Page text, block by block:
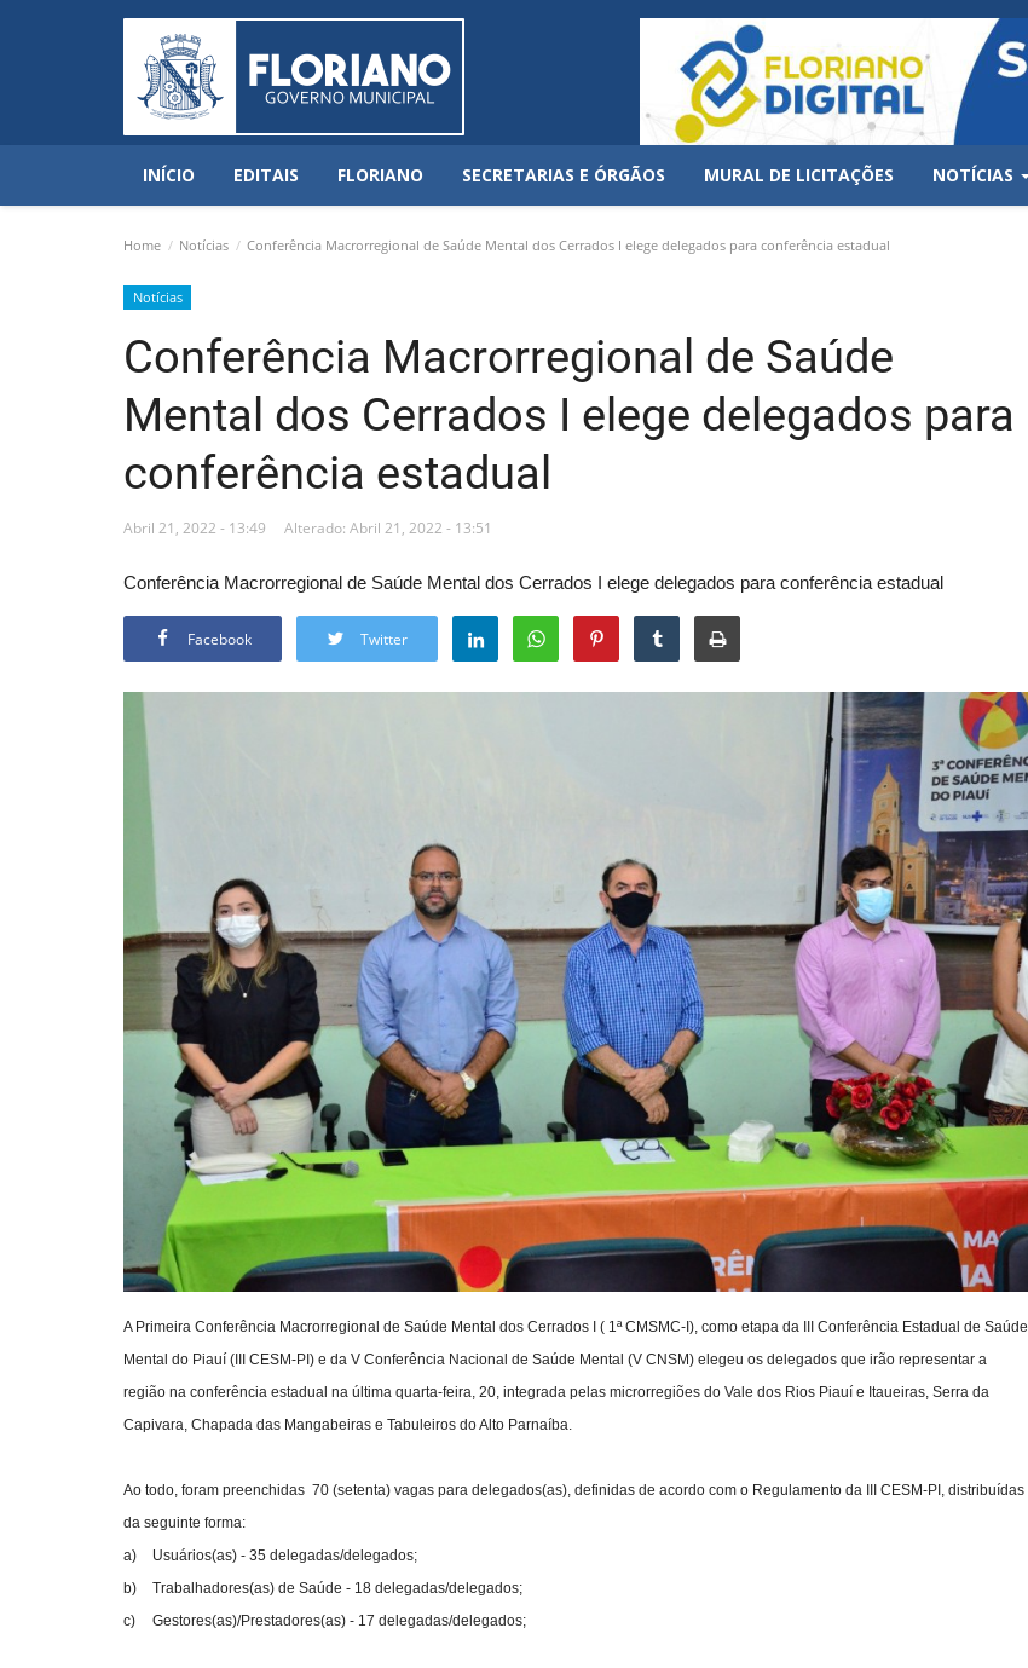
INÍCIO EDITAIS FLORIANO SECRETARIAS E ÓRGÃOS MURAL DE LICITAÇÕES NOTÍCIAS
Home Notícias Conferência Macrorregional de Saúde Mental dos Cerrados I elege delegados para conferência estadual
Notícias
Conferência Macrorregional de Saúde
Mental dos Cerrados I elege delegados para
conferência estadual
Abril 21, 2022 - 13:49 Alterado: Abril 21, 2022 - 13:51
Conferência Macrorregional de Saúde Mental dos Cerrados I elege delegados para conferência estadual
Facebook Twitter
A Primeira Conferência Macrorregional de Saúde Mental dos Cerrados I ( 1ª CMSMC-I), como etapa da III Conferência Estadual de Saúde
Mental do Piauí (III CESM-PI) e da V Conferência Nacional de Saúde Mental (V CNSM) elegeu os delegados que irão representar a
região na conferência estadual na última quarta-feira, 20, integrada pelas microrregiões do Vale dos Rios Piauí e Itaueiras, Serra da
Capivara, Chapada das Mangabeiras e Tabuleiros do Alto Parnaíba.
Ao todo, foram preenchidas 70 (setenta) vagas para delegados(as), definidas de acordo com o Regulamento da III CESM-PI, distribuídas
da seguinte forma:
a)
Usuários(as) - 35 delegadas/delegados;
b)
Trabalhadores(as) de Saúde - 18 delegadas/delegados;
c)
Gestores(as)/Prestadores(as) - 17 delegadas/delegados;